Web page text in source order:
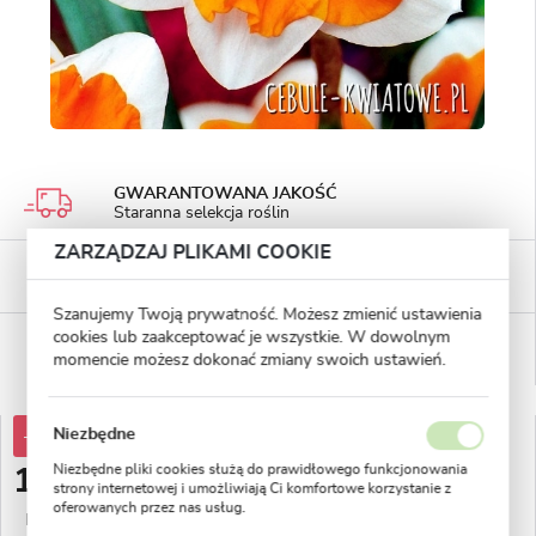
GWARANTOWANA JAKOŚĆ
Staranna selekcja roślin
BEZPIECZNE PŁATNOŚCI
płatności PayU
WYGODNE ZWROTY
14 dni na zwrot lub wymianę!
-30% 17,72 zł
12,39 zł
Najniższa cena z 30 dni przed obniżką:
ZARZĄDZAJ PLIKAMI COOKIE
Szanujemy Twoją prywatność. Możesz zmienić ustawienia
cookies lub zaakceptować je wszystkie. W dowolnym
momencie możesz dokonać zmiany swoich ustawień.
Niezbędne
Niezbędne pliki cookies służą do prawidłowego funkcjonowania
strony internetowej i umożliwiają Ci komfortowe korzystanie z
oferowanych przez nas usług.